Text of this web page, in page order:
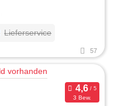
Lieferservice
57
3 Bew.